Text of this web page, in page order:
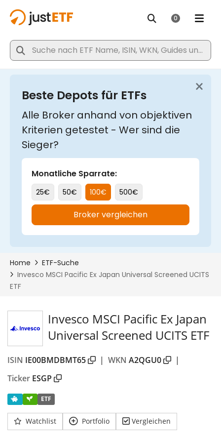
Invesco MSCI Pacific Ex Japan
Universal Screened UCITS ETF
ISIN IE00BMDBMT65 | WKN A2QGU0
|
Ticker ESGP
ETF
Watchlist Portfolio Vergleichen